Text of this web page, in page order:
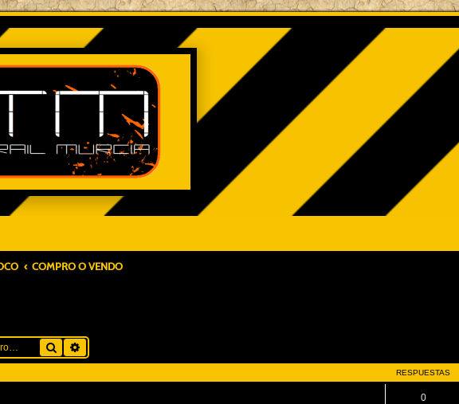
COMPRO O VENDO
Buscar
RESPUESTAS
0